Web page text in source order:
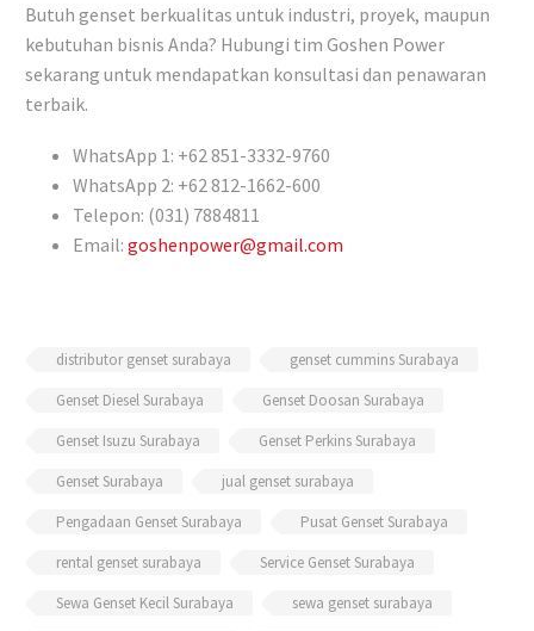
Butuh genset berkualitas untuk industri, proyek, maupun
kebutuhan bisnis Anda? Hubungi tim Goshen Power
sekarang untuk mendapatkan konsultasi dan penawaran
terbaik.
WhatsApp 1: +62 851-3332-9760
WhatsApp 2: +62 812-1662-600
Telepon: (031) 7884811
Email: goshenpower@gmail.com
distributor genset surabaya
genset cummins Surabaya
Genset Diesel Surabaya
Genset Doosan Surabaya
Genset Isuzu Surabaya
Genset Perkins Surabaya
Genset Surabaya
jual genset surabaya
Pengadaan Genset Surabaya
Pusat Genset Surabaya
rental genset surabaya
Service Genset Surabaya
Sewa Genset Kecil Surabaya
sewa genset surabaya